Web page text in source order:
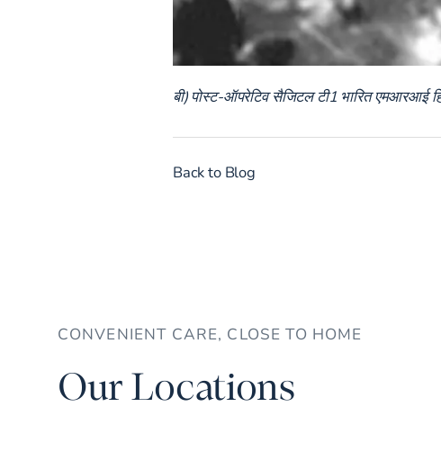
बी) पोस्ट-ऑपरेटिव सैजिटल टी1 भारित एमआरआई
Back to Blog
CONVENIENT CARE, CLOSE TO HOME
Our Locations